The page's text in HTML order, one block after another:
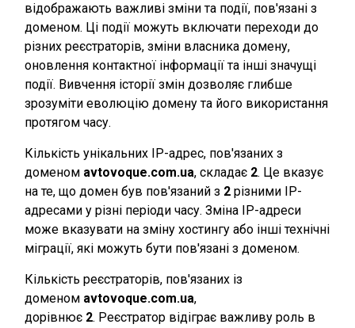
відображають важливі зміни та події, пов'язані з
доменом. Ці події можуть включати переходи до
різних реєстраторів, зміни власника домену,
оновлення контактної інформації та інші значущі
події. Вивчення історії змін дозволяє глибше
зрозуміти еволюцію домену та його використання
протягом часу.
Кількість унікальних IP-адрес, пов'язаних з
доменом avtovoque.com.ua, складає 2. Це вказує
на те, що домен був пов'язаний з 2 різними IP-
адресами у різні періоди часу. Зміна IP-адреси
може вказувати на зміну хостингу або інші технічні
міграції, які можуть бути пов'язані з доменом.
Кількість реєстраторів, пов'язаних із
доменом avtovoque.com.ua,
дорівнює 2. Реєстратор відіграє важливу роль в